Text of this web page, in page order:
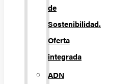
de
Sostenibilidad.
Oferta
integrada
ADN